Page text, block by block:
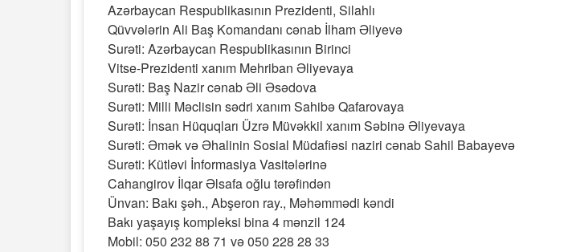
Azərbaycan Respublikasının Prezidenti, Silahlı
Qüvvələrin Ali Baş Komandanı cənab İlham Əliyevə
Surəti: Azərbaycan Respublikasının Birinci
Vitse-Prezidenti xanım Mehriban Əliyevaya
Surəti: Baş Nazir cənab Əli Əsədova
Surəti: Milli Məclisin sədri xanım Sahibə Qafarovaya
Surəti: İnsan Hüquqları Üzrə Müvəkkil xanım Səbinə Əliyevaya
Surəti: Əmək və Əhalinin Sosial Müdafiəsi naziri cənab Sahil Babayevə
Surəti: Kütləvi İnformasiya Vasitələrinə
Cahangirov İlqar Əlsafa oğlu tərəfindən
Ünvan: Bakı şəh., Abşeron ray., Məhəmmədi kəndi
Bakı yaşayış kompleksi bina 4 mənzil 124
Mobil: 050 232 88 71 və 050 228 28 33